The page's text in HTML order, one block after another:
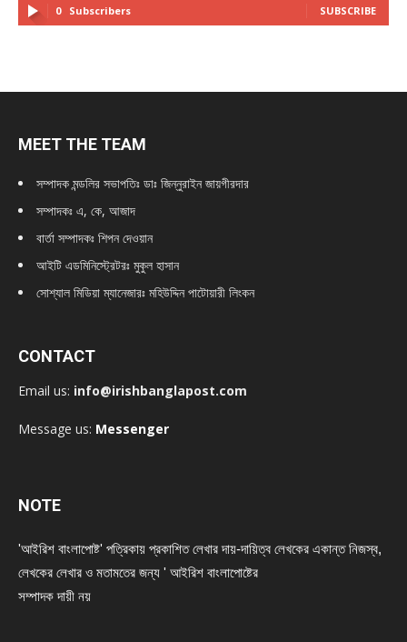
0 Subscribers SUBSCRIBE
MEET THE TEAM
সম্পাদক মন্ডলির সভাপতিঃ ডাঃ জিন্নুরাইন জায়গীরদার
সম্পাদকঃ এ, কে, আজাদ
বার্তা সম্পাদকঃ শিপন দেওয়ান
আইটি এডমিনিস্ট্রেটরঃ মুকুল হাসান
সোশ্যাল মিডিয়া ম্যানেজারঃ মহিউদ্দিন পাটোয়ারী লিংকন
CONTACT
Email us: info@irishbanglapost.com
Message us: Messenger
NOTE
'আইরিশ বাংলাপোষ্ট' পত্রিকায় প্রকাশিত লেখার দায়-দায়িত্ব লেখকের একান্ত নিজস্ব,
লেখকের লেখার ও মতামতের জন্য ' আইরিশ বাংলাপোষ্টের
সম্পাদক দায়ী নয়